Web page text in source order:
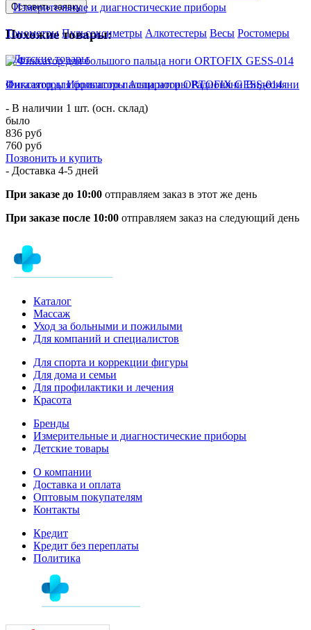
Измерительные и диагностические приборы
Тонометры Пульсоксиметры Алкотестеры Весы Ростомеры
Детские товары
Ингаляторы Ирригаторы Аспираторы Радионяни Видеоняни
Оставить заявку
Похожие товары:
Фиксатор для большого пальца ноги ORTOFIX GESS-014
- В наличии 1 шт. (осн. склад)
было
836 руб
760 руб
Позвонить и купить
- Доставка 4-5 дней
При заказе до 10:00 отправляем заказ в этот же день
При заказе после 10:00 отправляем заказ на следующий день
Каталог
Массаж
Уход за больными и пожилыми
Для компаний и специалистов
Для спорта и коррекции фигуры
Для дома и семьи
Для профилактики и лечения
Красота
Бренды
Измерительные и диагностические приборы
Детские товары
О компании
Доставка и оплата
Оптовым покупателям
Контакты
Кредит
Кредит без переплаты
Политика